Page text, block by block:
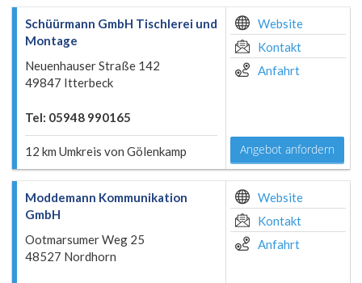
Schüürmann GmbH Tischlerei und
Montage
Neuenhauser Straße 142
49847 Itterbeck
Tel: 05948 990165
12 km Umkreis von Gölenkamp
Website
Kontakt
Anfahrt
Angebot anfordern
Moddemann Kommunikation
GmbH
Ootmarsumer Weg 25
48527 Nordhorn
Website
Kontakt
Anfahrt